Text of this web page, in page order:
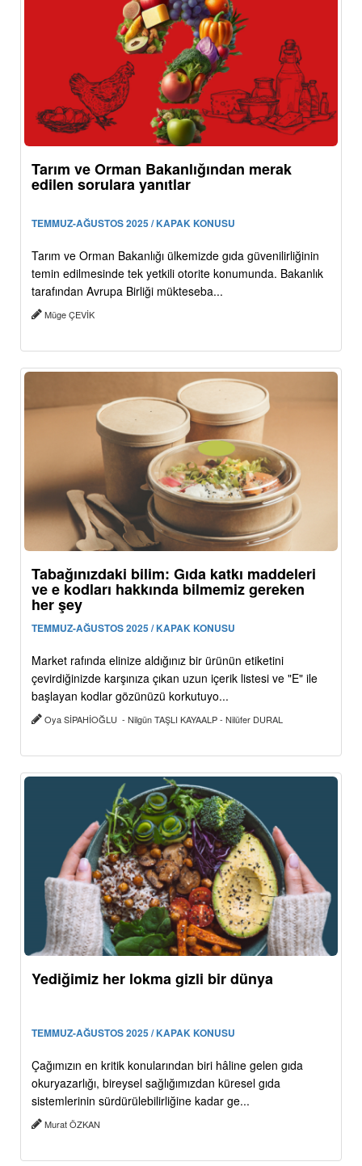
Tarım ve Orman Bakanlığından merak
edilen sorulara yanıtlar
TEMMUZ-AĞUSTOS 2025 / KAPAK KONUSU
Tarım ve Orman Bakanlığı ülkemizde gıda güvenilirliğinin
temin edilmesinde tek yetkili otorite konumunda. Bakanlık
tarafından Avrupa Birliği mükteseba...
Müge ÇEVİK
Tabağınızdaki bilim: Gıda katkı maddeleri
ve e kodları hakkında bilmemiz gereken
her şey
TEMMUZ-AĞUSTOS 2025 / KAPAK KONUSU
Market rafında elinize aldığınız bir ürünün etiketini
çevirdiğinizde karşınıza çıkan uzun içerik listesi ve "E" ile
başlayan kodlar gözünüzü korkutuyo...
Oya SİPAHİOĞLU - Nilgün TAŞLI KAYAALP - Nilüfer DURAL
Yediğimiz her lokma gizli bir dünya
TEMMUZ-AĞUSTOS 2025 / KAPAK KONUSU
Çağımızın en kritik konularından biri hâline gelen gıda
okuryazarlığı, bireysel sağlığımızdan küresel gıda
sistemlerinin sürdürülebilirliğine kadar ge...
Murat ÖZKAN